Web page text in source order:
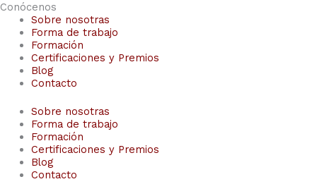
Conócenos
Sobre nosotras
Forma de trabajo
Formación
Certificaciones y Premios
Blog
Contacto
Sobre nosotras
Forma de trabajo
Formación
Certificaciones y Premios
Blog
Contacto